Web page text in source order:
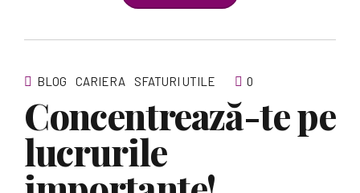
BLOG CARIERA SFATURI UTILE 0
Concentrează-te pe
lucrurile